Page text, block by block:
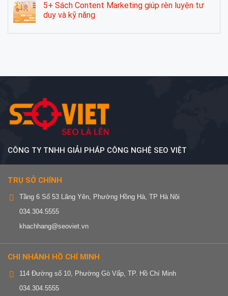
5+ Sách Content Marketing giúp rèn luyện tư
duy và kỹ năng
CÔNG TY TNHH GIẢI PHÁP CÔNG NGHỆ SEO VIỆT
TRỤ SỞ CHÍNH
Tầng 6 Số 53 Lãng Yên, Phường Hồng Hà, TP Hà Nội
034.304.5555
khachhang@seoviet.vn
CHI NHÁNH HỒ CHÍ MINH
114 Đường số 10, Phường Gò Vấp, TP. Hồ Chí Minh
034.304.5555